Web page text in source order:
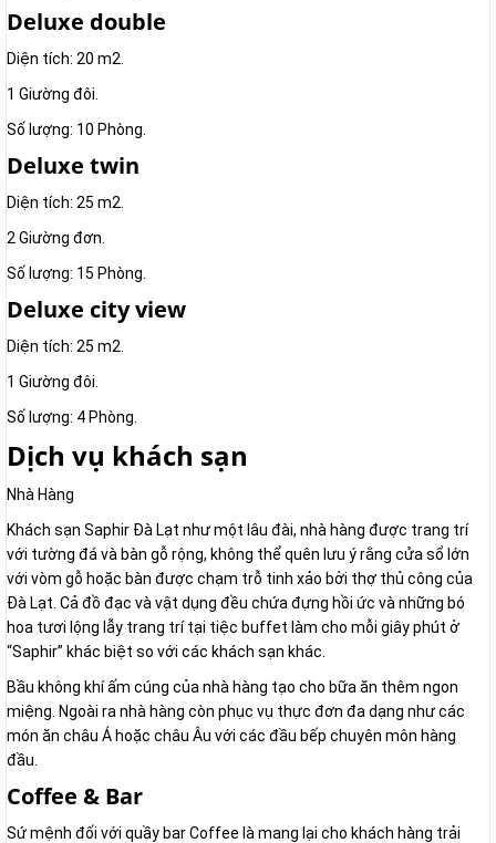
Deluxe double
Diện tích: 20 m2.
1 Giường đôi.
Số lượng: 10 Phòng.
Deluxe twin
Diện tích: 25 m2.
2 Giường đơn.
Số lượng: 15 Phòng.
Deluxe city view
Diện tích: 25 m2.
1 Giường đôi.
Số lượng: 4 Phòng.
Dịch vụ khách sạn
Nhà Hàng
Khách sạn Saphir Đà Lạt như một lâu đài, nhà hàng được trang trí
với tường đá và bàn gỗ rộng, không thể quên lưu ý rằng cửa sổ lớn
với vòm gỗ hoặc bàn được chạm trỗ tinh xảo bởi thợ thủ công của
Đà Lạt. Cả đồ đạc và vật dụng đều chứa đựng hồi ức và những bó
hoa tươi lộng lẫy trang trí tại tiệc buffet làm cho mỗi giây phút ở
“Saphir” khác biệt so với các khách sạn khác.
Bầu không khí ấm cúng của nhà hàng tạo cho bữa ăn thêm ngon
miệng. Ngoài ra nhà hàng còn phục vụ thực đơn đa dạng như các
món ăn châu Á hoặc châu Âu với các đầu bếp chuyên môn hàng
đầu.
Coffee & Bar
Sứ mệnh đối với quầy bar Coffee là mang lại cho khách hàng trải